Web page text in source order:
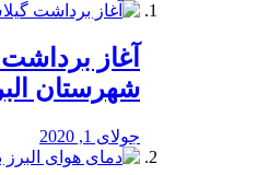
آغاز
شهرستان
جولای 1, 2020